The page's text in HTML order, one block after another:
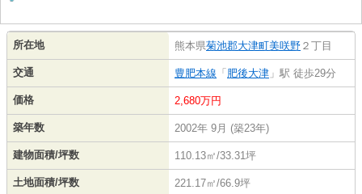
所在地 熊本県菊池郡大津町美咲野 ２丁目
交通 豊肥本線 「 肥後大津 」駅 徒歩29分
価格 2,680万円
築年数 2002年 9月 (築23年)
建物面積/坪数 110.13㎡/33.31坪
土地面積/坪数 221.17㎡/66.9坪